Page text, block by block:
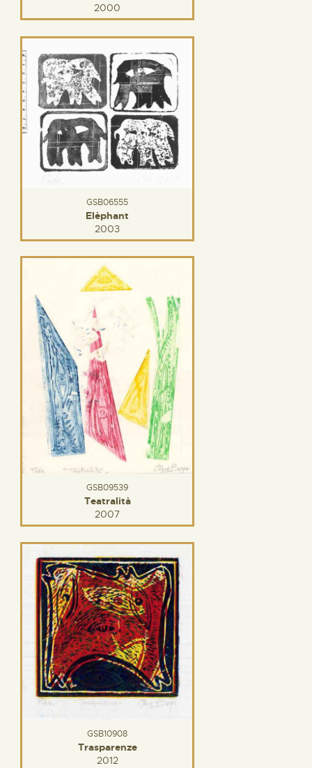
2000
GSB06555
Elèphant
2003
GSB09539
Teatralità
2007
GSB10908
Trasparenze
2012